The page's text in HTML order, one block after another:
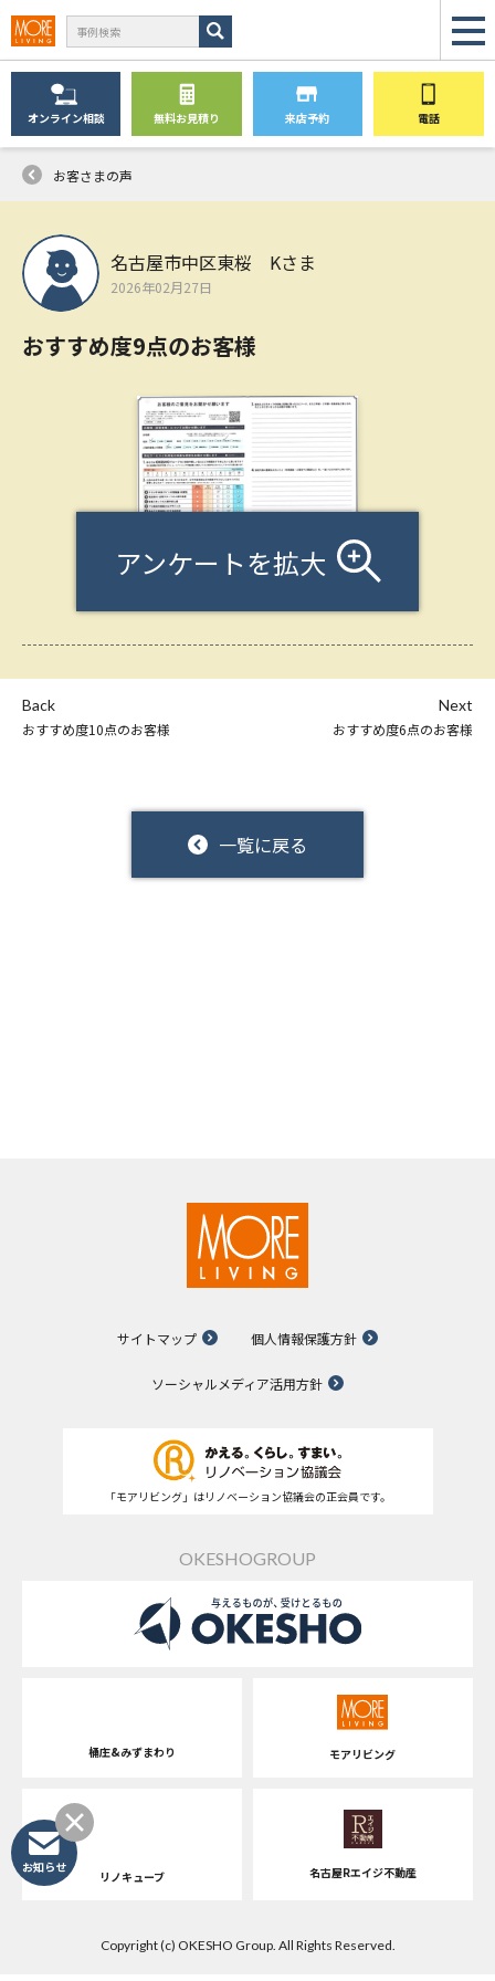
オンライン相談 無料お見積り 来店予約 電話
お客さまの声
名古屋市中区東桜 Kさま
2026年02月27日
おすすめ度9点のお客様
アンケートを拡大
Back
おすすめ度10点のお客様
一覧に戻る
Next
おすすめ度6点のお客様
サイトマップ 個人情報保護方針
ソーシャルメディア活用方針
「モアリビング」はリノベーション協議会の正会員です。
OKESHOGROUP
桶庄&みずまわり モアリビング
リノキューブ 名古屋Rエイジ不動産
Copyright (c) OKESHO Group. All Rights Reserved.
お知らせ